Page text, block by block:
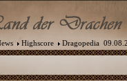
Highscore Dragopedia